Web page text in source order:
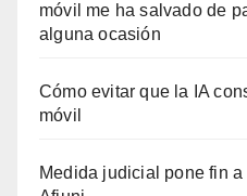
móvil me ha salvado de
alguna ocasión
Cómo evitar que la IA
móvil
Medida judicial pone fin